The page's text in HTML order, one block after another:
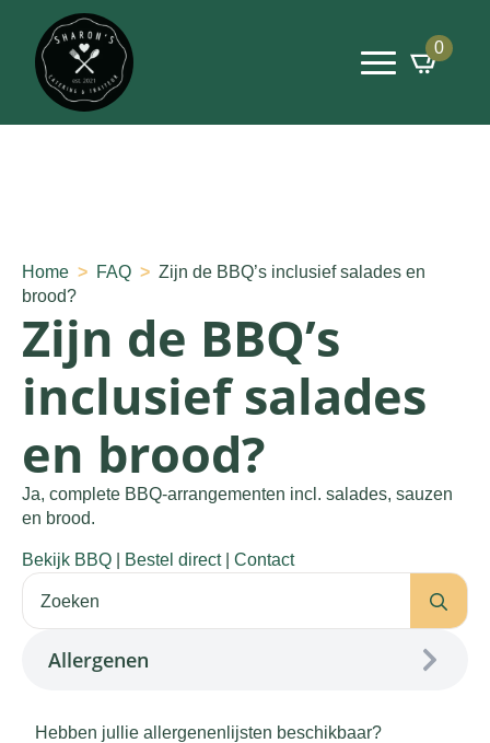
0
Allergenen
Hebben jullie allergenenlijsten beschikbaar?
Home FAQ
Zijn de BBQ’s inclusief salades en
brood?
Zijn de BBQ’s
inclusief salades
en brood?
Ja, complete BBQ-arrangementen incl. salades, sauzen
en brood.
Bekijk BBQ Bestel direct| Contact